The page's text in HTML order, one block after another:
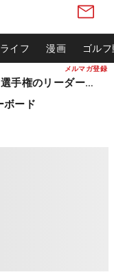
メルマガ登録
ライフ 漫画 ゴル
松山英樹ら出場 ウィンダム選手権のリーダーボード
ード